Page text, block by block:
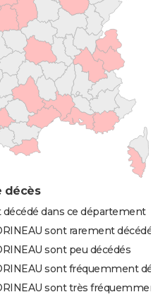
décès
décédé dans ce département
sont rarement décédés
sont peu décédés
sont fréquemment
sont très